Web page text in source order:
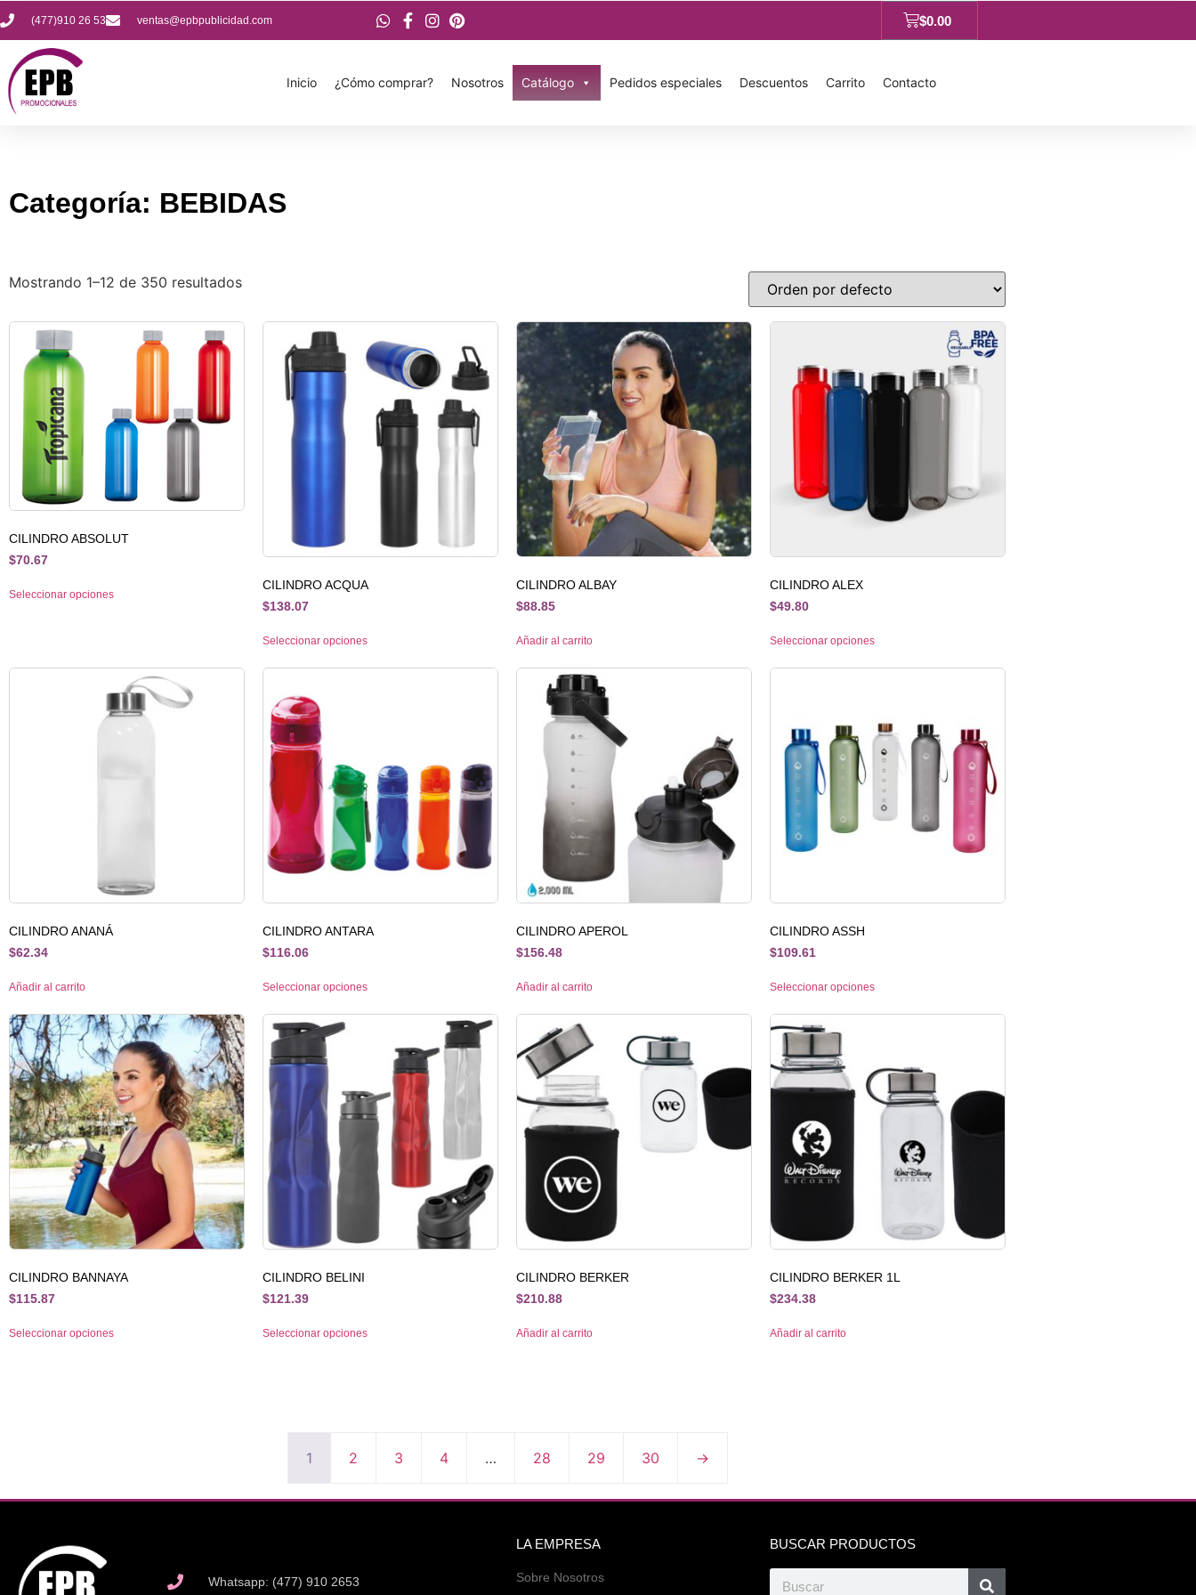
(477)910 26 53 ventas@epbpublicidad.com $0.00
Inicio ¿Cómo comprar? Nosotros Catálogo Pedidos especiales Descuentos Carrito Contacto
Categoría: BEBIDAS
Mostrando 1–12 de 350 resultados
CILINDRO ABSOLUT
$70.67
Seleccionar opciones
CILINDRO ACQUA
$138.07
Seleccionar opciones
CILINDRO ALBAY
$88.85
Añadir al carrito
CILINDRO ALEX
$49.80
Seleccionar opciones
CILINDRO ANANÁ
$62.34
Añadir al carrito
CILINDRO ANTARA
$116.06
Seleccionar opciones
CILINDRO APEROL
$156.48
Añadir al carrito
CILINDRO ASSH
$109.61
Seleccionar opciones
CILINDRO BANNAYA
$115.87
Seleccionar opciones
CILINDRO BELINI
$121.39
Seleccionar opciones
CILINDRO BERKER
$210.88
Añadir al carrito
CILINDRO BERKER 1L
$234.38
Añadir al carrito
1 2 3 4 … 28 29 30 →
Whatsapp: (477) 910 2653
LA EMPRESA
Sobre Nosotros
BUSCAR PRODUCTOS